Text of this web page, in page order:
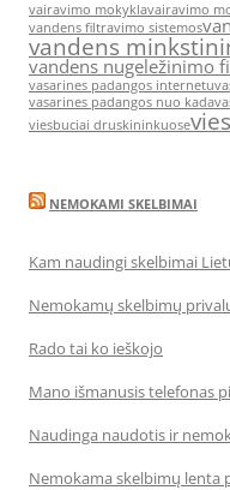
vairavimo mokyklavairavimo
vandens filtravimo sistemos
vandens
vandens nugeležinimo
vasarines padangos internetu
vasarines padangos nuo kada
viesbuciai druskininkuose
NEMOKAMI SKELBIMAI
Kam naudingi skelbimai
Nemokamų skelbimų
Rado tai ko ieškojo
Mano išmanusis telefonas
Naudinga naudotis ir
Nemokama skelbimų lenta